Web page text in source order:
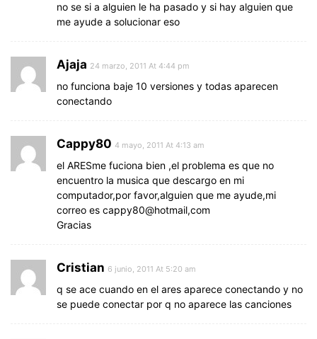
no se si a alguien le ha pasado y si hay alguien que
me ayude a solucionar eso
Ajaja 24 marzo, 2011 At 4:44 pm
no funciona baje 10 versiones y todas aparecen
conectando
Cappy80 4 mayo, 2011 At 4:13 am
el ARESme fuciona bien ,el problema es que no
encuentro la musica que descargo en mi
computador,por favor,alguien que me ayude,mi
correo es cappy80@hotmail,com
Gracias
Cristian 6 junio, 2011 At 5:20 am
q se ace cuando en el ares aparece conectando y no
se puede conectar por q no aparece las canciones